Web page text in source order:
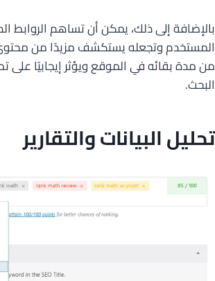
بالإضافة إلى ذلك، يمكن أن تساهم الروابط
المستخدم وتجعله يستكشف مزيدًا من
من مدة بقائه في الموقع ويؤثر إيجابيًا
البحث.
تحليل البيانات والتقارير